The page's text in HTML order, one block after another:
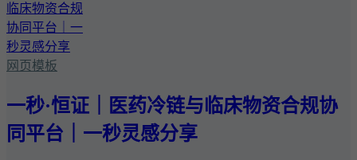
网页模板
一秒·恒证｜医药冷链与临床物资合规协
同平台｜一秒灵感分享